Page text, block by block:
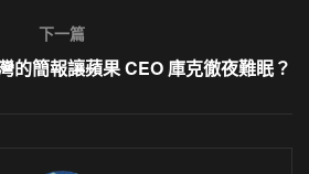
下一篇
的簡報讓蘋果 CEO 庫克徹夜難眠？